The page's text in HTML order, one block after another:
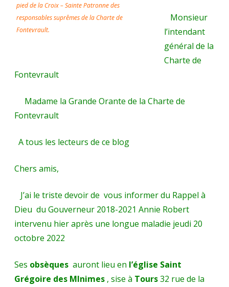
pied de la Croix – Sainte Patronne des
responsables suprêmes de la Charte de
Fontevrault.
Monsieur
l’intendant
général de la
Charte de
Fontevrault
Madame la Grande Orante de la Charte de
Fontevrault
A tous les lecteurs de ce blog
Chers amis,
J’ai le triste devoir de vous informer du Rappel à
Dieu du Gouverneur 2018-2021 Annie Robert
intervenu hier après une longue maladie jeudi 20
octobre 2022
Ses obsèques auront lieu en l’église Saint
Grégoire des MInimes , sise à Tours32 rue de la